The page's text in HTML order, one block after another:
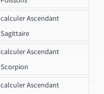
calculer Ascendant
Sagittaire
calculer Ascendant
Scorpion
calculer Ascendant